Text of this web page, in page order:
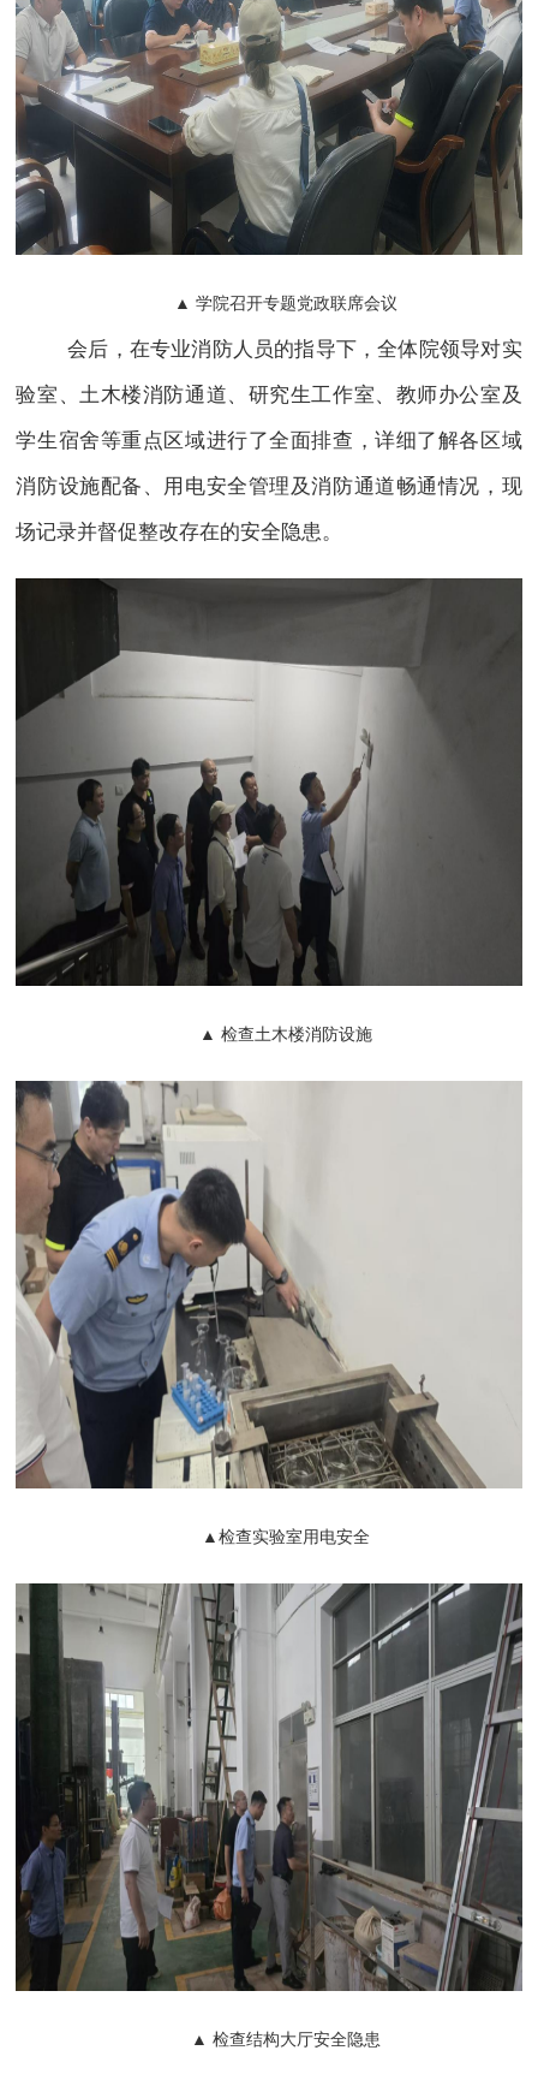
▲ 学院召开专题党政联席会议
会后，在专业消防人员的指导下，全体院领导对实
验室、土木楼消防通道、研究生工作室、教师办公室及
学生宿舍等重点区域进行了全面排查，详细了解各区域
消防设施配备、用电安全管理及消防通道畅通情况，现
场记录并督促整改存在的安全隐患。
▲ 检查土木楼消防设施
▲检查实验室用电安全
▲ 检查结构大厅安全隐患